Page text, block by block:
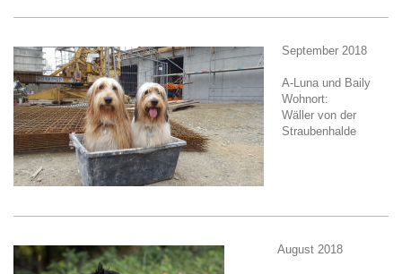
September 2018
A-Luna und Baily
Wohnort:
Wäller von der
Straubenhalde
August 2018